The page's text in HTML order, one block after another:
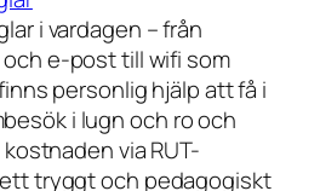
i vardagen – från
e-post till wifi som
personlig hjälp att få i
i lugn och ro och
via RUT-
tryggt och pedagogiskt